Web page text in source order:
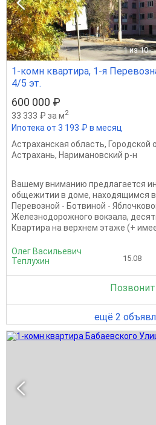
1 из 10
1-комн квартира, 1-я
4/5 эт.
600 000 ₽
33 333 ₽ за м2
Ипотека от 3 193 ₽ в месяц
Астраханская область, Городской
Астрахань, Наримановский р-н
Вашему вниманию предлагается
общежитии в доме, находящимся
Перевозной - Ботвиной -
Железнодорожного вокзала,
Квартира на верхнем этаже (+
Олег Васильевич
Теплухин
15.08
ещё 2